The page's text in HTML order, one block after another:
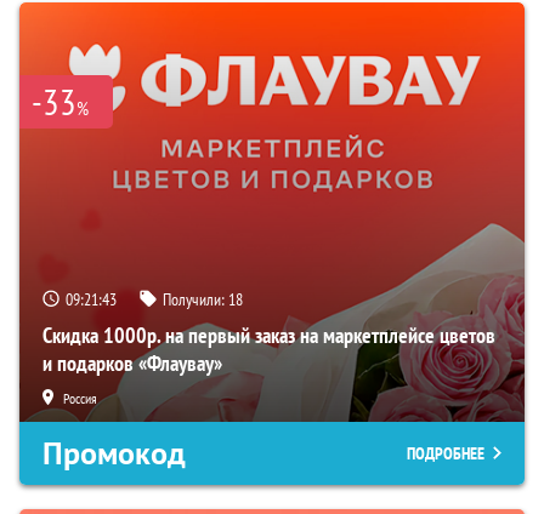
-33%
09:21:42 Получили: 18
Скидка 1000р. на первый заказ на маркетплейсе цветов
и подарков «Флаувау»
Россия
Промокод ПОДРОБНЕЕ